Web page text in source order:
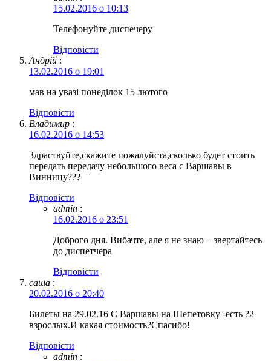
15.02.2016 о 10:13
Телефонуйте диспечеру
Відповіcти
Андрій :
13.02.2016 о 19:01
мав на увазі понеділок 15 лютого
Відповіcти
Владимир :
16.02.2016 о 14:53
Здраствуйте,скажите пожалуйста,сколько будет стоить
передать передачу небольшого веса с Варшавы в
Винницу???
Відповіcти
admin :
16.02.2016 о 23:51
Доброго дня. Вибачте, але я не знаю – звертайтесь
до диспетчера
Відповіcти
саша :
20.02.2016 о 20:40
Билеты на 29.02.16 С Варшавы на Шепетовку -есть ?2
взрослых.И какая стоимость?Спасибо!
Відповіcти
admin :